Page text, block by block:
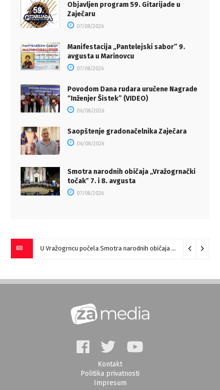
Objavljen program 59. Gitarijade u
Zaječaru
07/08/2026
Manifestacija „Pantelejski sabor” 9.
avgusta u Marinovcu
07/08/2026
Povodom Dana rudara uručene Nagrade
“Inženjer Šistek” (VIDEO)
06/08/2026
Saopštenje gradonačelnika Zaječara
06/08/2026
Smotra narodnih običaja „Vražogrnački
točakˮ 7. i 8. avgusta
07/08/2026
U Vražogrncu počela Smotra narodnih običaja „Vražogrnački točak“
Kontakt
Politika privatnosti
Impresum